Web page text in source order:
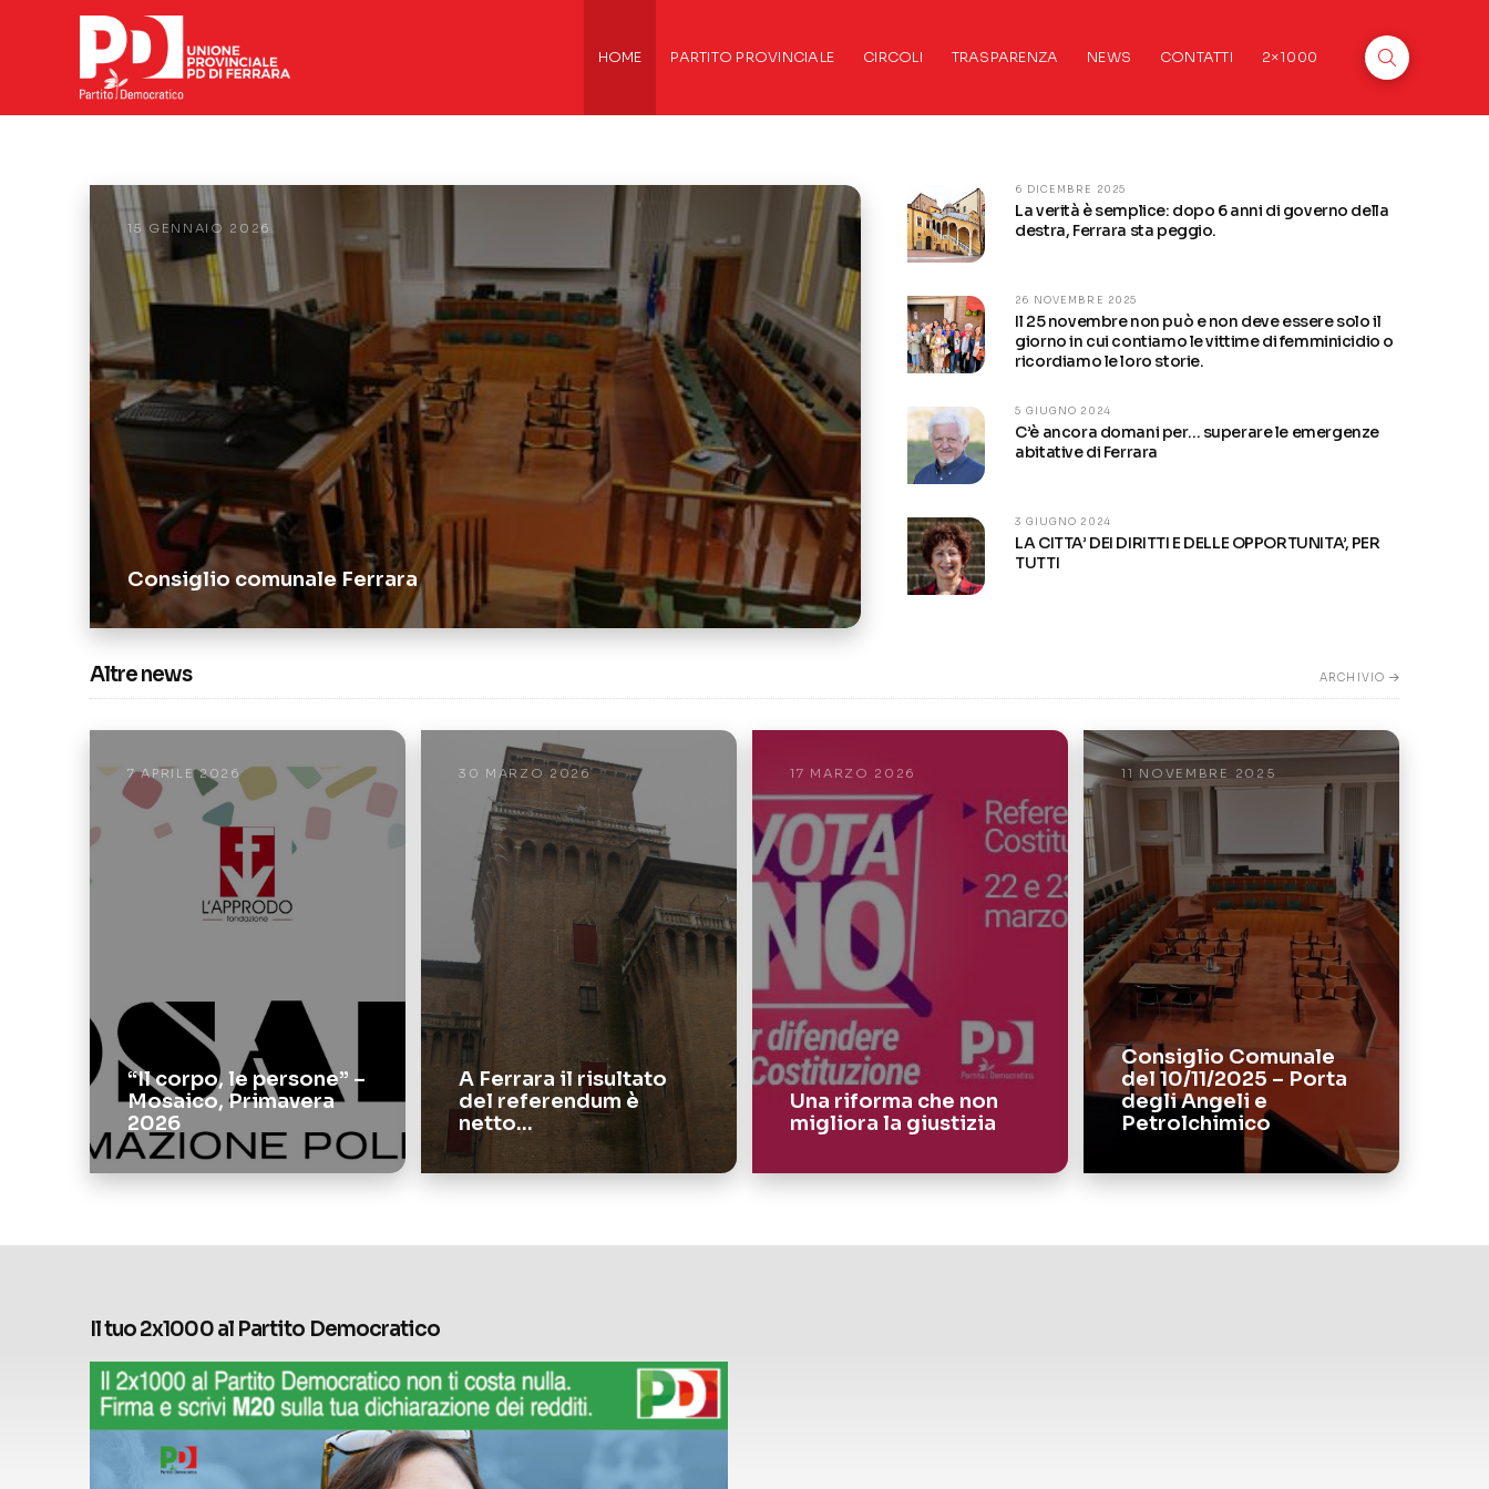
HOME PARTITO PROVINCIALE CIRCOLI TRASPARENZA NEWS CONTATTI 2×1000
15 GENNAIO 2026
Consiglio comunale Ferrara
6 DICEMBRE 2025
La verità è semplice: dopo 6 anni di governo della
destra, Ferrara sta peggio.
26 NOVEMBRE 2025
Il 25 novembre non può e non deve essere solo il
giorno in cui contiamo le vittime di femminicidio o
ricordiamo le loro storie.
5 GIUGNO 2024
C’è ancora domani per… superare le emergenze
abitative di Ferrara
3 GIUGNO 2024
LA CITTA’ DEI DIRITTI E DELLE OPPORTUNITA’, PER
TUTTI
Altre news ARCHIVIO
7 APRILE 2026
“Il corpo, le persone” –
Mosaico, Primavera
2026
30 MARZO 2026
A Ferrara il risultato
del referendum è
netto…
17 MARZO 2026
Una riforma che non
migliora la giustizia
11 NOVEMBRE 2025
Consiglio Comunale
del 10/11/2025 – Porta
degli Angeli e
Petrolchimico
Il tuo 2x1000 al Partito Democratico